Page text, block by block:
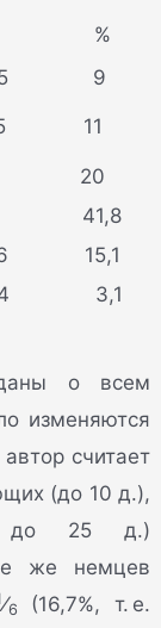
%
9
11
20
41,8
15,1
3,1
о всем
изменяются
считает
(до 10 д.),
до 25 д.)
же немцев
⁄6
(16,7%, т. е.